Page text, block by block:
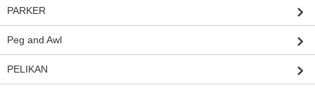
PARKER
Peg and Awl
PELIKAN